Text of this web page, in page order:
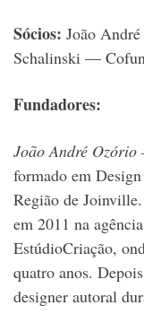
Sócios: João
Schalinski —
Fundadores:
João André
formado em
Região de
em 2011 na
EstúdioCriação,
quatro anos.
designer autoral